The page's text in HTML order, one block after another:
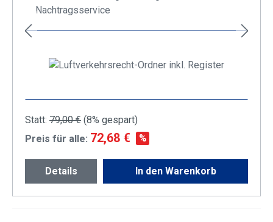
Statt: 79,00 € (8% gespart)
Preis für alle: 72,68 € %
Details In den Warenkorb